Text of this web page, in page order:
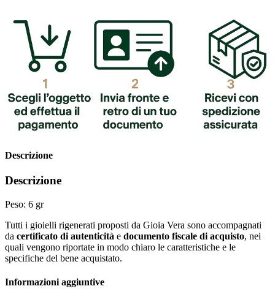
Descrizione
Descrizione
Peso: 6 gr
Tutti i gioielli rigenerati proposti da Gioia Vera sono accompagnati
da certificato di autenticità e documento fiscale di acquisto, nei
quali vengono riportate in modo chiaro le caratteristiche e le
specifiche del bene acquistato.
Informazioni aggiuntive